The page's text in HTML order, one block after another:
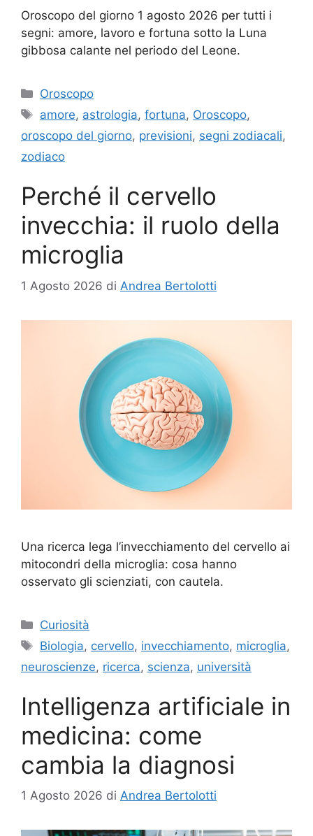
Oroscopo del giorno 1 agosto 2026 per tutti i
segni: amore, lavoro e fortuna sotto la Luna
gibbosa calante nel periodo del Leone.
Categorie
Oroscopo
Tag
amore, astrologia,fortuna, Oroscopo,
oroscopo del giorno, previsioni, segni zodiacali,
zodiaco
Perché il cervello
invecchia: il ruolo della
microglia
1 Agosto 2026 di Andrea Bertolotti
Una ricerca lega l’invecchiamento del cervello ai
mitocondri della microglia: cosa hanno
osservato gli scienziati, con cautela.
Categorie
Curiosità
Tag
Biologia, cervello, invecchiamento, microglia,
neuroscienze, ricerca, scienza, università
Intelligenza artificiale in
medicina: come
cambia la diagnosi
1 Agosto 2026 di Andrea Bertolotti